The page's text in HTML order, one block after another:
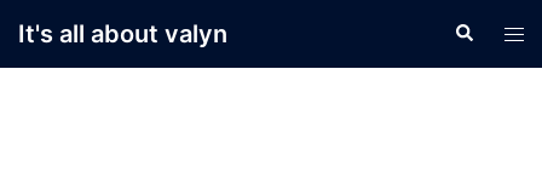
It's all about valyn Search